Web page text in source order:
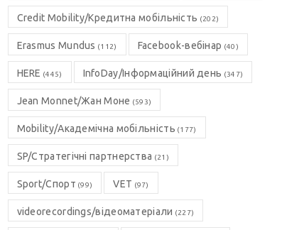
Credit Mobility/Кредитна мобільність (202)
Erasmus Mundus (112) Facebook-вебінар (40)
HERE (445) InfoDay/Інформаційний день (347)
Jean Monnet/Жан Моне (593)
Mobility/Академічна мобільність (177)
SP/Стратегічні партнерства (21)
Sport/Спорт (99) VET (97)
videorecordings/відеоматеріали (227)